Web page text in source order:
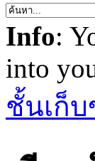
Info:
into
ชั้นเก็